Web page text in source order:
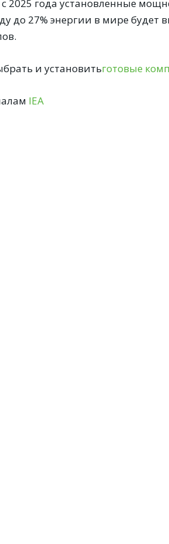
2025 года установленные
до 27% энергии в мире будет
и установитьготовые
IEA